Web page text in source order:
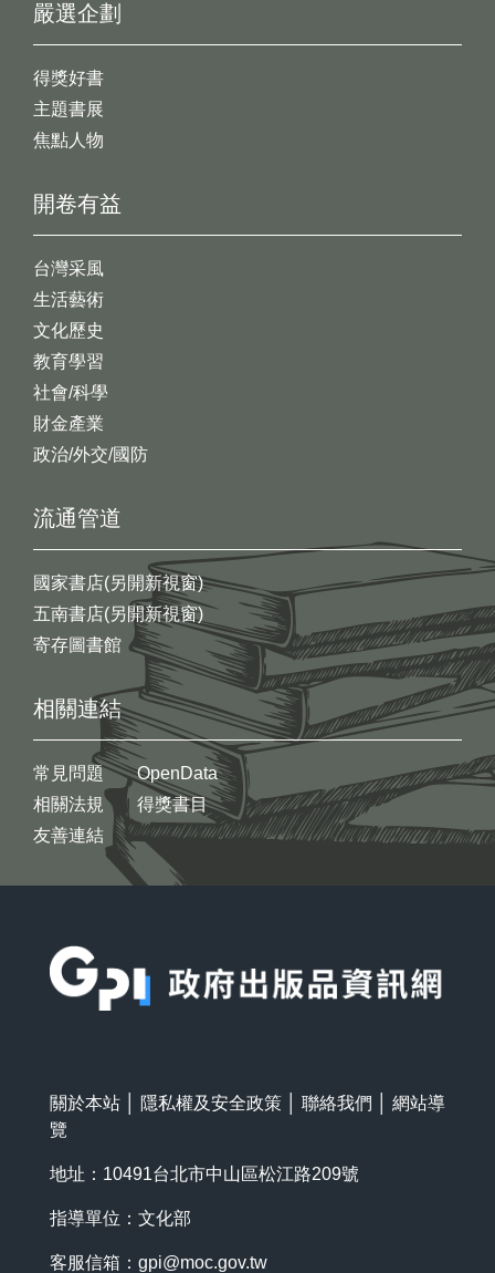
開卷有益
台灣采風
生活藝術
文化歷史
教育學習
社會/科學
財金產業
政治/外交/國防
嚴選企劃
得獎好書
主題書展
焦點人物
流通管道
國家書店(另開新視窗)
五南書店(另開新視窗)
寄存圖書館
相關連結
常見問題
相關法規
友善連結
OpenData
得獎書目
關於本站 隱私權及安全政策 聯絡我們
網站導
覽
地址：10491台北市中山區松江路209號
指導單位：文化部
客服信箱： gpi@moc.gov.tw